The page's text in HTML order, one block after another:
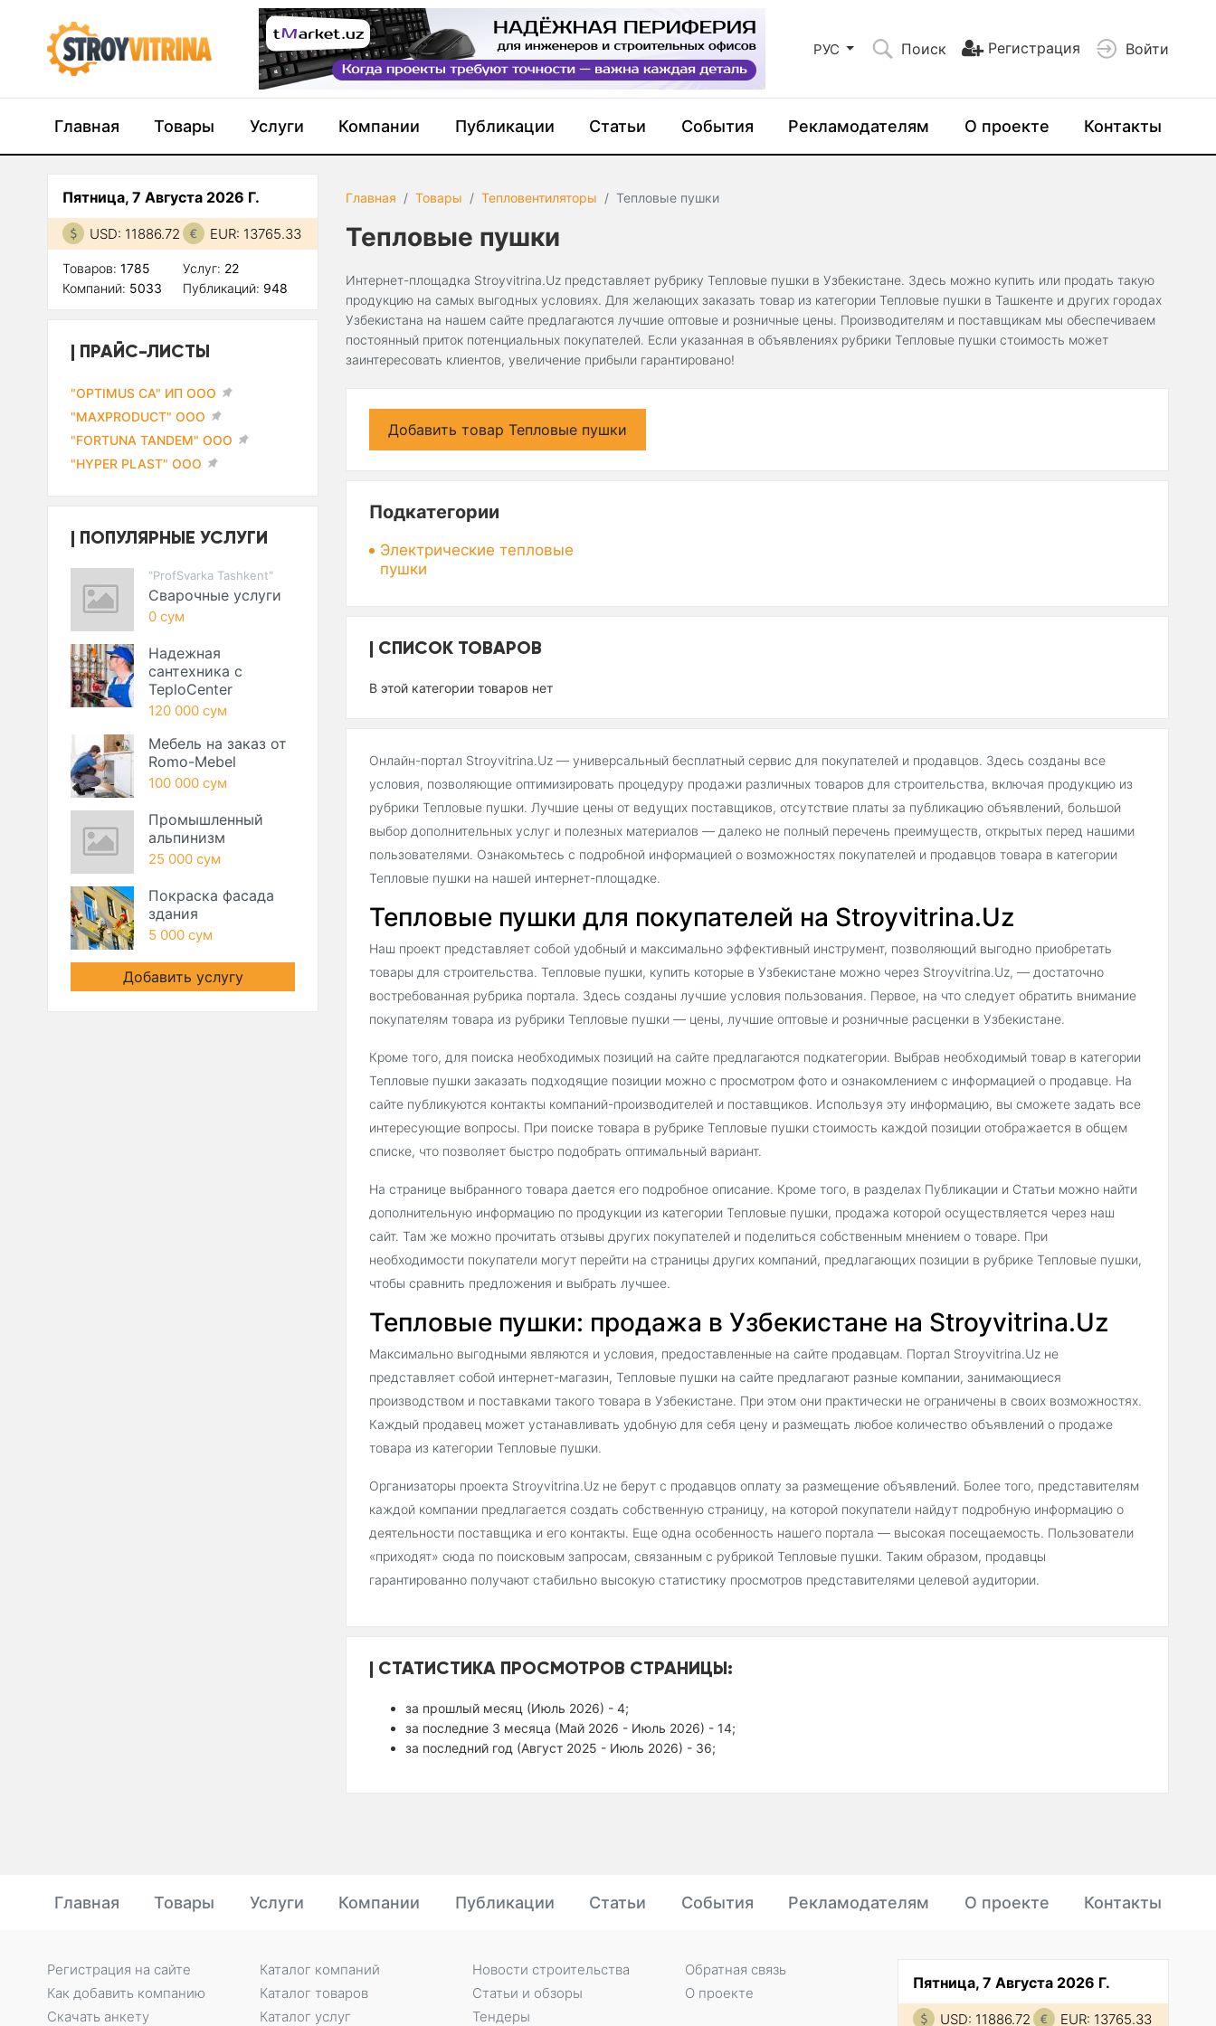
РУС Поиск Регистрация Войти
Главная Товары Услуги Компании Публикации Статьи События Рекламодателям О проекте Контакты
Главная Товары Тепловентиляторы Тепловые пушки
Тепловые пушки
Интернет-площадка Stroyvitrina.Uz представляет рубрику Тепловые пушки в Узбекистане. Здесь можно купить или продать такую
продукцию на самых выгодных условиях. Для желающих заказать товар из категории Тепловые пушки в Ташкенте и других городах
Узбекистана на нашем сайте предлагаются лучшие оптовые и розничные цены. Производителям и поставщикам мы обеспечиваем
постоянный приток потенциальных покупателей. Если указанная в объявлениях рубрики Тепловые пушки стоимость может
заинтересовать клиентов, увеличение прибыли гарантировано!
Добавить товар Тепловые пушки
Подкатегории
Электрические тепловые
пушки
СПИСОК ТОВАРОВ
В этой категории товаров нет
Онлайн-портал Stroyvitrina.Uz — универсальный бесплатный сервис для покупателей и продавцов. Здесь созданы все
условия, позволяющие оптимизировать процедуру продажи различных товаров для строительства, включая продукцию из
рубрики Тепловые пушки. Лучшие цены от ведущих поставщиков, отсутствие платы за публикацию объявлений, большой
выбор дополнительных услуг и полезных материалов — далеко не полный перечень преимуществ, открытых перед нашими
пользователями. Ознакомьтесь с подробной информацией о возможностях покупателей и продавцов товара в категории
Тепловые пушки на нашей интернет-площадке.
Тепловые пушки для покупателей на Stroyvitrina.Uz
Наш проект представляет собой удобный и максимально эффективный инструмент, позволяющий выгодно приобретать
товары для строительства. Тепловые пушки, купить которые в Узбекистане можно через Stroyvitrina.Uz, — достаточно
востребованная рубрика портала. Здесь созданы лучшие условия пользования. Первое, на что следует обратить внимание
покупателям товара из рубрики Тепловые пушки — цены, лучшие оптовые и розничные расценки в Узбекистане.
Кроме того, для поиска необходимых позиций на сайте предлагаются подкатегории. Выбрав необходимый товар в категории
Тепловые пушки заказать подходящие позиции можно с просмотром фото и ознакомлением с информацией о продавце. На
сайте публикуются контакты компаний-производителей и поставщиков. Используя эту информацию, вы сможете задать все
интересующие вопросы. При поиске товара в рубрике Тепловые пушки стоимость каждой позиции отображается в общем
списке, что позволяет быстро подобрать оптимальный вариант.
На странице выбранного товара дается его подробное описание. Кроме того, в разделах Публикации и Статьи можно найти
дополнительную информацию по продукции из категории Тепловые пушки, продажа которой осуществляется через наш
сайт. Там же можно прочитать отзывы других покупателей и поделиться собственным мнением о товаре. При
необходимости покупатели могут перейти на страницы других компаний, предлагающих позиции в рубрике Тепловые пушки,
чтобы сравнить предложения и выбрать лучшее.
Тепловые пушки: продажа в Узбекистане на Stroyvitrina.Uz
Максимально выгодными являются и условия, предоставленные на сайте продавцам. Портал Stroyvitrina.Uz не
представляет собой интернет-магазин, Тепловые пушки на сайте предлагают разные компании, занимающиеся
производством и поставками такого товара в Узбекистане. При этом они практически не ограничены в своих возможностях.
Каждый продавец может устанавливать удобную для себя цену и размещать любое количество объявлений о продаже
товара из категории Тепловые пушки.
Организаторы проекта Stroyvitrina.Uz не берут с продавцов оплату за размещение объявлений. Более того, представителям
каждой компании предлагается создать собственную страницу, на которой покупатели найдут подробную информацию о
деятельности поставщика и его контакты. Еще одна особенность нашего портала — высокая посещаемость. Пользователи
«приходят» сюда по поисковым запросам, связанным с рубрикой Тепловые пушки. Таким образом, продавцы
гарантированно получают стабильно высокую статистику просмотров представителями целевой аудитории.
СТАТИСТИКА ПРОСМОТРОВ СТРАНИЦЫ:
за прошлый месяц (Июль 2026) - 4;
за последние 3 месяца (Май 2026 - Июль 2026) - 14;
за последний год (Август 2025 - Июль 2026) - 36;
Пятница, 7 Августа 2026 Г.
USD: 11886.72 EUR: 13765.33
Товаров: 1785
Компаний: 5033
Услуг: 22
Публикаций: 948
ПРАЙС-ЛИСТЫ
"OPTIMUS CA" ИП ООО
"MAXPRODUCT" ООО
"FORTUNA TANDEM" ООО
"HYPER PLAST" ООО
ПОПУЛЯРНЫЕ УСЛУГИ
"ProfSvarka Tashkent"
Сварочные услуги
0 сум
Надежная
сантехника с
TeploCenter
120 000 сум
Мебель на заказ от
Romo-Mebel
100 000 сум
Промышленный
альпинизм
25 000 сум
Покраска фасада
здания
5 000 сум
Добавить услугу
Главная Товары Услуги Компании Публикации Статьи События Рекламодателям О проекте Контакты
Пятница, 7 Августа 2026 Г.
USD: 11886.72 EUR: 13765.33
Регистрация на сайте
Как добавить компанию
Скачать анкету
Каталог компаний
Каталог товаров
Каталог услуг
Новости строительства
Статьи и обзоры
Тендеры
Обратная связь
О проекте